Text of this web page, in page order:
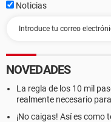
Noticias
NOVEDADES
La regla de los 10 mil
realmente necesario
¡No caigas! Así es